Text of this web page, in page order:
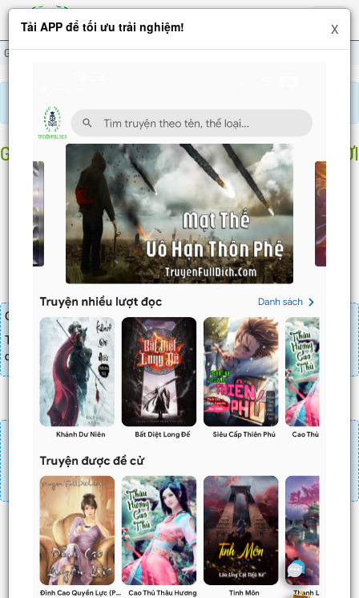
Hiện
menu
Gọi Ngươi Đi Chịu Chết, Không Có Để Ngươi Vô Địch Chương 805
GỌI NGƯƠI ĐI CHỊU CHẾT, KHÔNG CÓ ĐỂ NGƯƠI
VÔ ĐỊCH
Chương 805: Cửu Đại Yêu Tộc có Mười Chủng Tộc Rưỡi
Chương truyện cần 30 LT để mua.
Truyện mua lẻ thì cứ Giá chương x Số chương, mua combo thì đến
danh sách combo tìm giá
Đăng nhập Nạp linh thạch
Mua 4 chương chỉ có tác dụng tiết kiệm thời gian.
Ví dụ bạn đang ở chương 100 và mua 4 chương thì
101,102,103sẽ không phải ấn mua.
Tải APP để tối ưu trải nghiệm! X